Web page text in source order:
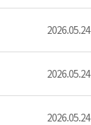
2026.05.24
2026.05.24
2026.05.24